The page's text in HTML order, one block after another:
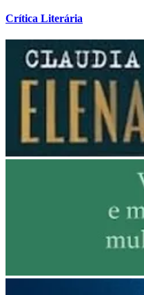
Crítica Literária